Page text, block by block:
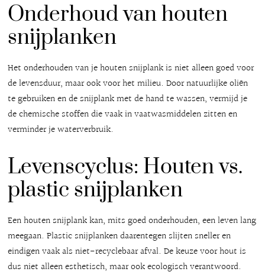
Onderhoud van houten
snijplanken
Het onderhouden van je houten snijplank is niet alleen goed voor
de levensduur, maar ook voor het milieu. Door natuurlijke oliën
te gebruiken en de snijplank met de hand te wassen, vermijd je
de chemische stoffen die vaak in vaatwasmiddelen zitten en
verminder je waterverbruik.
Levenscyclus: Houten vs.
plastic snijplanken
Een houten snijplank kan, mits goed onderhouden, een leven lang
meegaan. Plastic snijplanken daarentegen slijten sneller en
eindigen vaak als niet-recyclebaar afval. De keuze voor hout is
dus niet alleen esthetisch, maar ook ecologisch verantwoord.